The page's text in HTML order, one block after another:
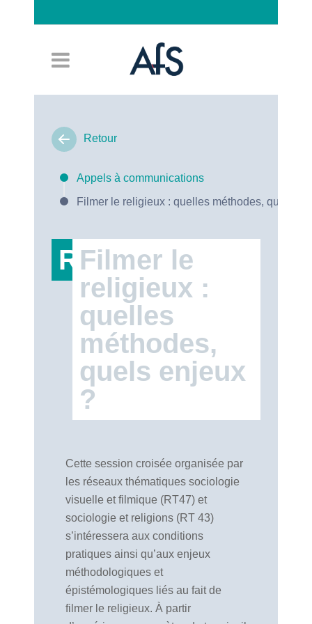
Retour
Appels à communications
Filmer le religieux : quelles méthodes, quels
RT47
Filmer le
religieux :
quelles
méthodes,
quels enjeux
?
Cette session croisée organisée par
les réseaux thématiques sociologie
visuelle et filmique (RT47) et
sociologie et religions (RT 43)
s’intéressera aux conditions
pratiques ainsi qu’aux enjeux
méthodologiques et
épistémologiques liés au fait de
filmer le religieux. À partir